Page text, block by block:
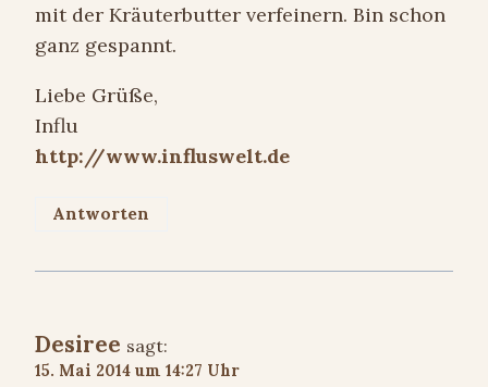
mit der Kräuterbutter verfeinern. Bin schon
ganz gespannt.
Liebe Grüße,
Influ
http://www.influswelt.de
Antworten
Desiree sagt:
15. Mai 2014 um 14:27 Uhr